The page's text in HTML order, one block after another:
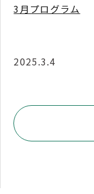
3月プログラム
2025.3.4